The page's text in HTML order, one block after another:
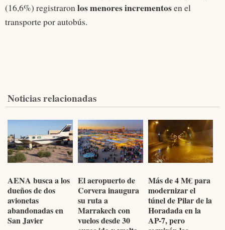
(16,6%) registraron los menores incrementosen el
transporte por autobús.
Noticias relacionadas
AENA busca a los
dueños de dos
avionetas
abandonadas en
San Javier
El aeropuerto de
Corvera inaugura
su ruta a
Marrakech con
vuelos desde 30
Más de 4 M€ para
modernizar el
túnel de Pilar de la
Horadada en la
AP-7, pero